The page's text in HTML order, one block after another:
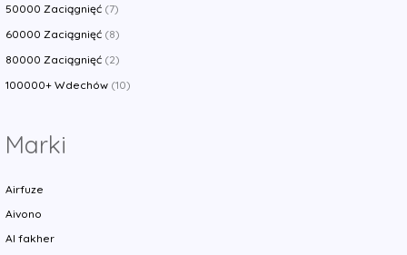
50000 Zaciągnięć (7)
60000 Zaciągnięć (8)
80000 Zaciągnięć (2)
100000+ Wdechów (10)
Marki
Airfuze
Aivono
Al fakher